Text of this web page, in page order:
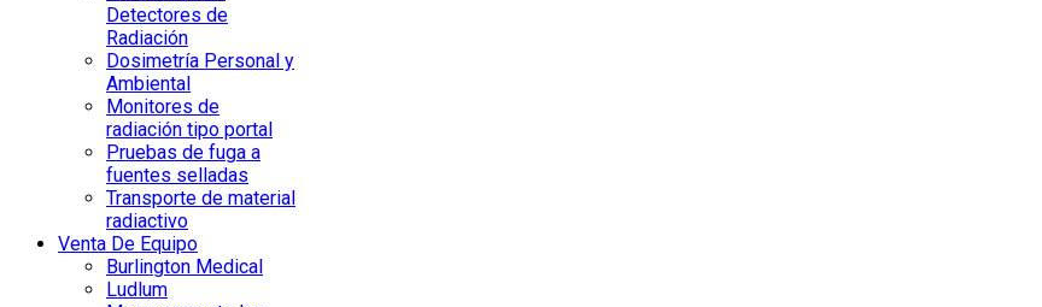
Detectores de
Radiación
Dosimetría Personal y
Ambiental
Monitores de
radiación tipo portal
Pruebas de fuga a
fuentes selladas
Transporte de material
radiactivo
Venta De Equipo
Burlington Medical
Ludlum